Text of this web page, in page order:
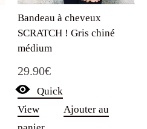
Bandeau à cheveux
SCRATCH ! Gris chiné
médium
29.90€
Quick
View
Ajouter au